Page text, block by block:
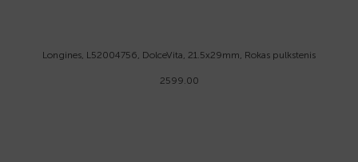
Longines, L52004756, DolceVita, 21.5x29mm, Rokas pulkstenis
2599.00